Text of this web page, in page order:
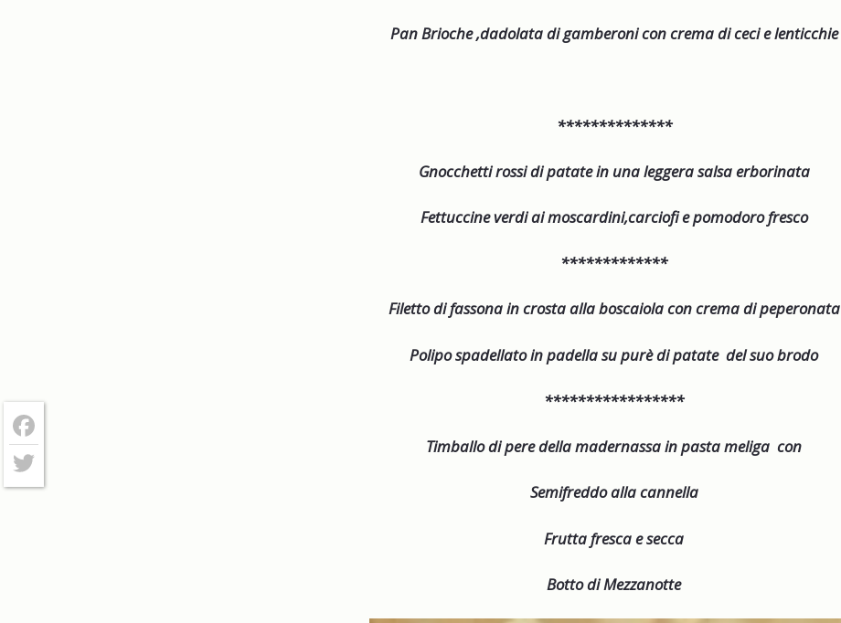
Pan Brioche ,dadolata di gamberoni con crema di ceci e lenticchie
**************
Gnocchetti rossi di patate in una leggera salsa erborinata
Fettuccine verdi ai moscardini,carciofi e pomodoro fresco
*************
Filetto di fassona in crosta alla boscaiola con crema di peperonata
Polipo spadellato in padella su purè di patate del suo brodo
*****************
Timballo di pere della madernassa in pasta meliga con
Semifreddo alla cannella
Frutta fresca e secca
Botto di Mezzanotte
Facebook
Twitter